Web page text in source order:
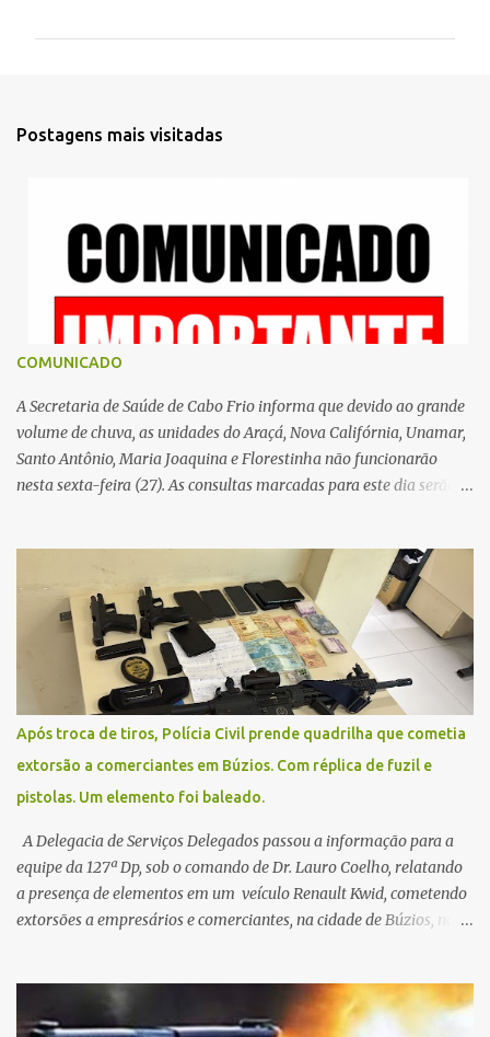
Postagens mais visitadas
COMUNICADO
A Secretaria de Saúde de Cabo Frio informa que devido ao grande
volume de chuva, as unidades do Araçá, Nova Califórnia, Unamar,
Santo Antônio, Maria Joaquina e Florestinha não funcionarão
nesta sexta-feira (27). As consultas marcadas para este dia serão
Contamos com a compreensão de toda população, pois se trata de
uma situação climática que foge ao controle da administração
pública.
Após troca de tiros, Polícia Civil prende quadrilha que cometia
extorsão a comerciantes em Búzios. Com réplica de fuzil e
pistolas. Um elemento foi baleado.
A Delegacia de Serviços Delegados passou a informação para a
equipe da 127ª Dp, sob o comando de Dr. Lauro Coelho, relatando
a presença de elementos em um veículo Renault Kwid, cometendo
extorsões a empresários e comerciantes, na cidade de Búzios, na
fugir da cidade Buziana. Um dos detidos é policial civil e este foi
baleado na perna na troca de tiros . Na ocorrência, três armas,